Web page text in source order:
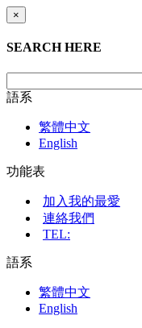
×
SEARCH HERE
語系
繁體中文
English
功能表
加入我的最愛
連絡我們
TEL:
語系
繁體中文
English